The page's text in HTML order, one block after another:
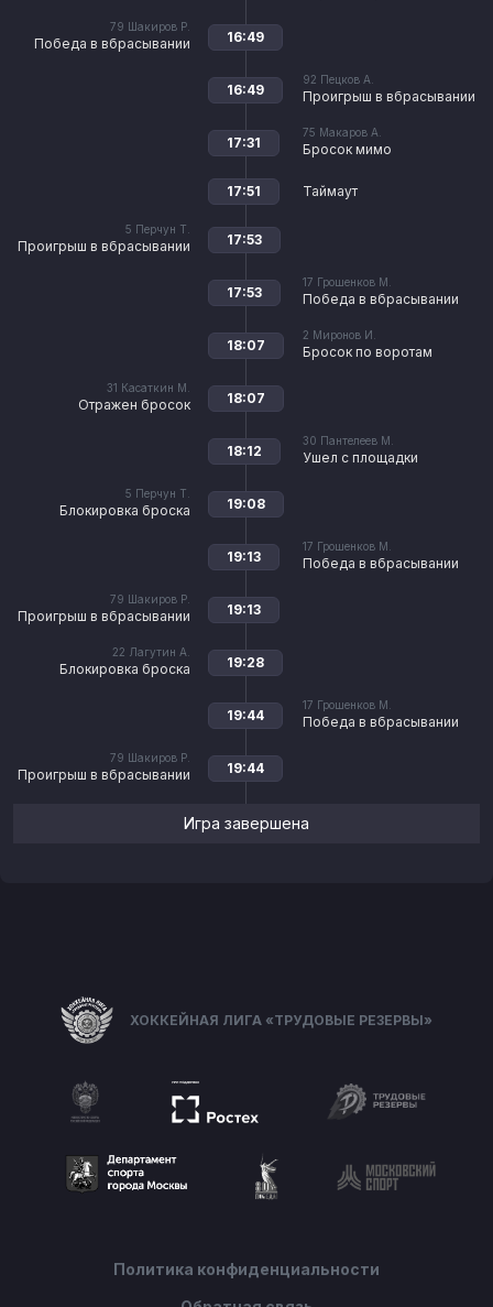
79 Шакиров Р.
Победа в вбрасывании 16:49
92 Пецков А.
Проигрыш в вбрасывании
16:49
75 Макаров А.
Бросок мимо
17:31
Таймаут
17:51
5 Перчун Т.
Проигрыш в вбрасывании 17:53
17 Грошенков М.
Победа в вбрасывании
17:53
2 Миронов И.
Бросок по воротам
18:07
31 Касаткин М.
Отражен бросок 18:07
30 Пантелеев М.
Ушел с площадки
18:12
5 Перчун Т.
Блокировка броска 19:08
17 Грошенков М.
Победа в вбрасывании
19:13
79 Шакиров Р.
Проигрыш в вбрасывании 19:13
22 Лагутин А.
Блокировка броска 19:28
17 Грошенков М.
Победа в вбрасывании
19:44
79 Шакиров Р.
Проигрыш в вбрасывании 19:44
Игра завершена
ХОККЕЙНАЯ ЛИГА «ТРУДОВЫЕ РЕЗЕРВЫ»
Политика конфиденциальности